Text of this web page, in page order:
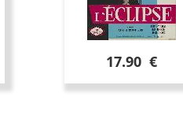
17.90 €